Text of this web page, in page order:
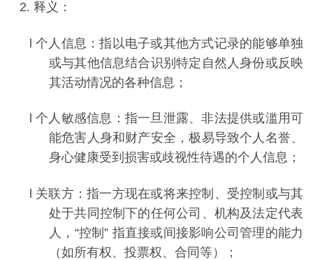
2. 释义：
l个人信息：指以电子或其他方式记录的能够单独
或与其他信息结合识别特定自然人身份或反映
其活动情况的各种信息；
l个人敏感信息：指一旦泄露、非法提供或滥用可
能危害人身和财产安全，极易导致个人名誉、
身心健康受到损害或歧视性待遇的个人信息；
l 关联方：指一方现在或将来控制、受控制或与其
处于共同控制下的任何公司、机构及法定代表
人， “控制” 指直接或间接影响公司管理的能力
（如所有权、投票权、合同等）；